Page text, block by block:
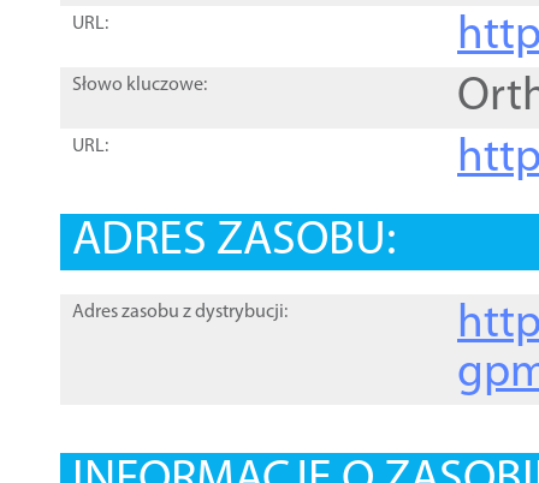
URL:
Słowo kluczowe:
URL:
ADRES ZASOBU:
Adres zasobu z dystrybucji: